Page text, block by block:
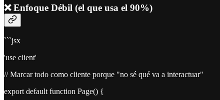
❌ Enfoque Débil (el que usa el 90%)
```jsx
'use client'
// Marcar todo como cliente porque "no sé qué va a interactuar"
export default function Page() {